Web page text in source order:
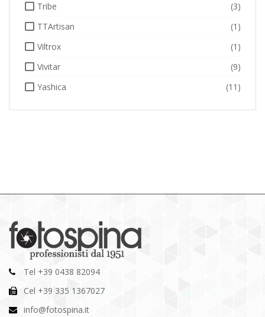
Tribe
(3)
TTArtisan
(1)
Viltrox
(1)
Vivitar
(9)
Yashica
(11)
Tel +39 0438 82094
Cel +39 335 1367027
info@fotospina.it